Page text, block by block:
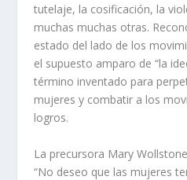
tutelaje, la cosificación, la
muchas muchas otras.
estado del lado de los
el supuesto amparo de “la
término inventado para
mujeres y combatir a los
logros.
La precursora Mary
“No deseo que las mujeres